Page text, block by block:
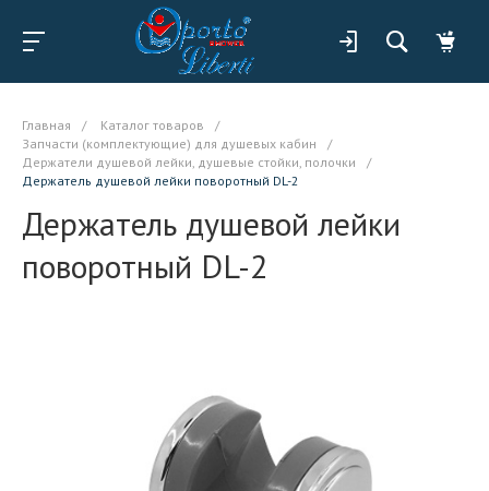
Главная / Каталог товаров
/
Запчасти (комплектующие) для душевых кабин
/
Держатели душевой лейки, душевые стойки, полочки
/
Держатель душевой лейки поворотный DL-2
Держатель душевой лейки
поворотный DL-2